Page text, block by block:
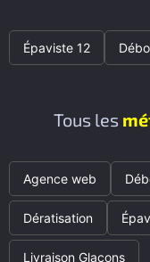
Épaviste 12
Tous les
Agence web
Dératisation
Livraison Glaçons